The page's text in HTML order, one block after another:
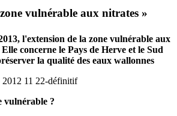
vulnérable aux nitrates »
l'extension de la zone vulnérable aux
concerne le Pays de Herve et le Sud
la qualité des eaux wallonnes
vulnérable ?